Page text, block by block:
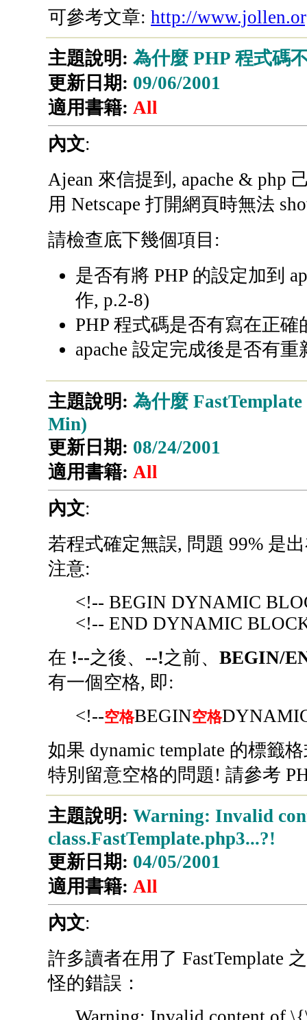
可參考文章: http://
主題說明: 為什麼 PHP 程式碼
更新日期: 09/06/2001
適用書籍: All
內文:
Ajean 來信提到, apache & php
用 Netscape 打開網頁時無法
請檢查底下幾個項目:
是否有將 PHP 的設定加到
作, p.2-8)
PHP 程式碼是否有寫在正確
apache 設定完成後是否有重
主題說明: 為什麼
Min)
更新日期: 08/24/2001
適用書籍: All
內文:
若程式確定無誤, 問題 99% 是
注意:
<!-- BEGIN DYNAMIC
<!-- END DYNAMIC
在 !--之後、 --!之前、 BEGIN/
有一個空格, 即:
<!--空格BEGIN空格
如果 dynamic template 的標籤
特別留意空格的問題! 請參考
主題說明: Warning: Invalid
class.FastTemplate.php3...?!
更新日期: 04/05/2001
適用書籍: All
內文:
許多讀者在用了 FastTemplate
怪的錯誤：